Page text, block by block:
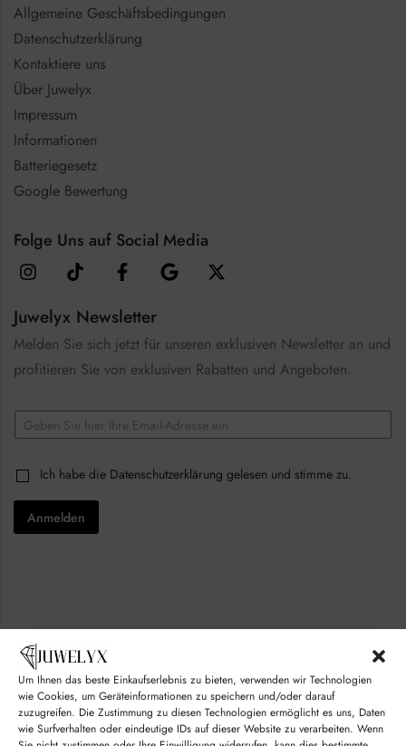
Um Ihnen das beste Einkaufserlebnis zu bieten, verwenden wir Technologien
wie Cookies, um Geräteinformationen zu speichern und/oder darauf
zuzugreifen. Die Zustimmung zu diesen Technologien ermöglicht es uns, Daten
wie Surfverhalten oder eindeutige IDs auf dieser Website zu verarbeiten. Wenn
Allgemeine Geschäftsbedingungen
Datenschutzerklärung
Kontaktiere uns
Über Juwelyx
Impressum
Informationen
Batteriegesetz
Google Bewertung
Folge Uns auf Social Media
Juwelyx Newsletter
Melden Sie sich jetzt für unseren exklusiven Newsletter an und
profitieren Sie von exklusiven Rabatten und Angeboten.
E
m
lC
e
k
*
C
h
e
k
*
Ich habe die Datenschutzerklärung gelesen und stimme zu.
Anmelden